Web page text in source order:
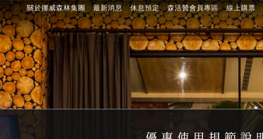
關於挪威森林集團 最新消息 休息預定 森活贊會員專區 線上購票